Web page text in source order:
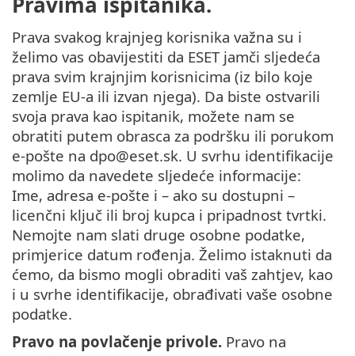
Prava svakog krajnjeg korisnika važna su i
želimo vas obavijestiti da ESET jamči sljedeća
prava svim krajnjim korisnicima (iz bilo koje
zemlje EU-a ili izvan njega). Da biste ostvarili
svoja prava kao ispitanik, možete nam se
obratiti putem obrasca za podršku ili porukom
e-pošte na dpo@eset.sk. U svrhu identifikacije
molimo da navedete sljedeće informacije:
Ime, adresa e-pošte i – ako su dostupni –
licenčni ključ ili broj kupca i pripadnost tvrtki.
Nemojte nam slati druge osobne podatke,
primjerice datum rođenja. Želimo istaknuti da
ćemo, da bismo mogli obraditi vaš zahtjev, kao
i u svrhe identifikacije, obrađivati vaše osobne
podatke.
Pravo na povlačenje privole. Pravo na